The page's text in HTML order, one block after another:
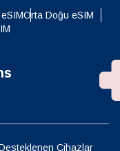
Orta Doğu eSIM
Cihazlar